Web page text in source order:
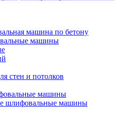
машина по бетону
машины
стен и потолков
машины
шлифовальные машины